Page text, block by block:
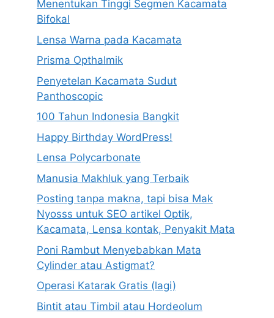
Menentukan Tinggi Segmen Kacamata
Bifokal
Lensa Warna pada Kacamata
Prisma Opthalmik
Penyetelan Kacamata Sudut
Panthoscopic
100 Tahun Indonesia Bangkit
Happy Birthday WordPress!
Lensa Polycarbonate
Manusia Makhluk yang Terbaik
Posting tanpa makna, tapi bisa Mak
Nyosss untuk SEO artikel Optik,
Kacamata, Lensa kontak, Penyakit Mata
Poni Rambut Menyebabkan Mata
Cylinder atau Astigmat?
Operasi Katarak Gratis (lagi)
Bintit atau Timbil atau Hordeolum